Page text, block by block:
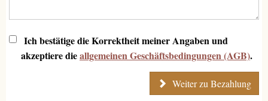
Ich bestätige die Korrektheit meiner Angaben und
akzeptiere dieallgemeinen Geschäftsbedingungen (AGB).
Weiter zu Bezahlung